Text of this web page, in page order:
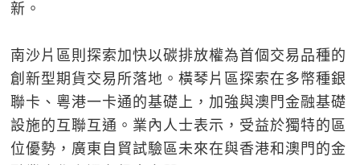
新。
南沙片區則探索加快以碳排放權為首個交易品種的
創新型期貨交易所落地。橫琴片區探索在多幣種銀
聯卡、粵港一卡通的基礎上，加強與澳門金融基礎
設施的互聯互通。業內人士表示，受益於獨特的區
位優勢，廣東自貿試驗區未來在與香港和澳門的金